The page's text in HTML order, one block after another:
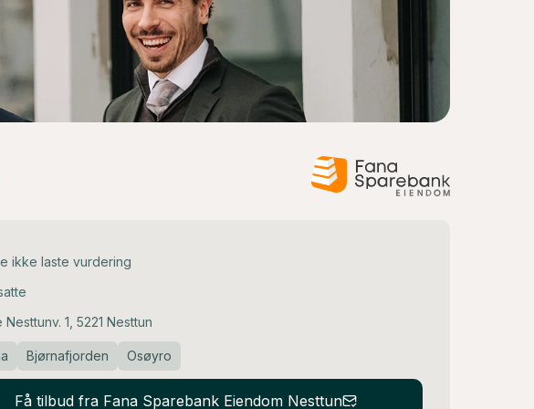
ikke laste vurdering
1, 5221 Nesttun
Bjørnafjorden Osøyro
Få tilbud fra Fana Sparebank Eiendom Nesttun